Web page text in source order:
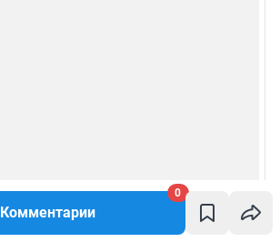
Комментарии
0